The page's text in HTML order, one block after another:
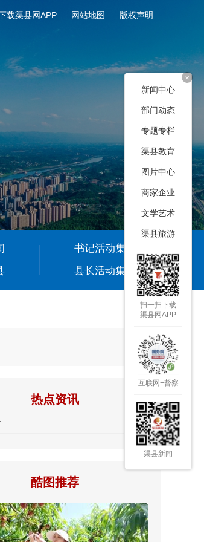
载渠县网APP 网站地图 版权声明
书记活动集
县长活动集
热点资讯
酷图推荐
+
新闻中心
部门动态
专题专栏
渠县教育
图片中心
商家企业
文学艺术
渠县旅游
扫一扫下载
渠县网APP
互联网+督察
渠县新闻